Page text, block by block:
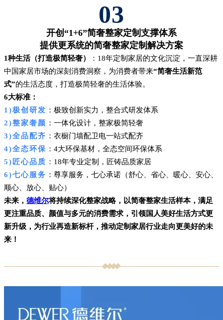
03
开创“1+6”简奢整家定制支撑体系
提供更系统的简奢整家定制解决方案
1种生活（打造极简轻奢）
：18年定制家居的文化沉淀，一直深耕
中国家居市场的深刻消费洞察，为消费者带来“简奢生活新范
式”的生活态度，打造极简轻奢的生活体验。
6大标准：
1)极创研发 ：极致创新实力，整合式研发体系
2)整家奢颜 ：一体化设计，整家极简轻奢
3)全品配齐 ：衣橱门墙配卫电一站式配齐
4)全态环保 ：4大环保基材，全态空间环保体系
5)匠心品质 ：18年专业定制，匠铸品质家居
6)七心服务 ：尊享服务，七心承诺（舒心、省心、暖心、安心、
顺心、放心、贴心）
未来， 德维尔将持续深化整家战略，以简奢整家生活样本，满足
更注重品质、颜值与多元的消费需求，引领国人美好生活方式更
新升级，为行业再造新标杆，推动定制家居行业走向更美好的未
来！